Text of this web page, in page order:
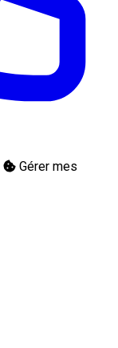
Gérer mes